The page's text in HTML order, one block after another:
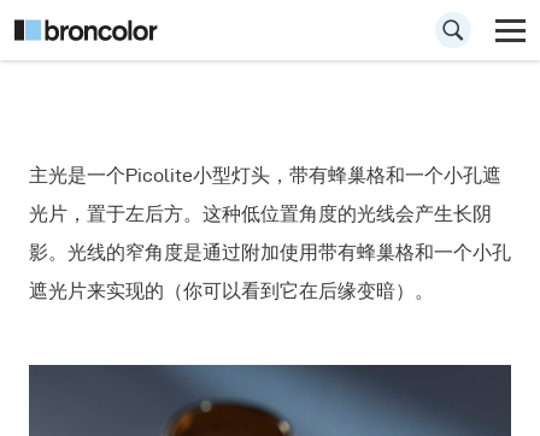
宝-戒指
主光是一个Picolite小型灯头，带有蜂巢格和一个小孔遮
光片，置于左后方。这种低位置角度的光线会产生长阴
影。光线的窄角度是通过附加使用带有蜂巢格和一个小孔
遮光片来实现的（你可以看到它在后缘变暗）。